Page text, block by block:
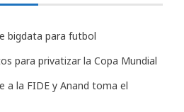
bigdata para futbol
para privatizar la Copa Mundial
a la FIDE y Anand toma el